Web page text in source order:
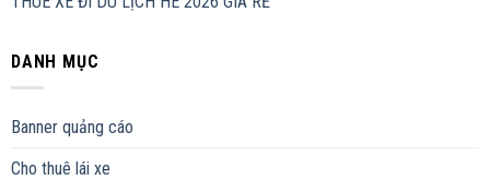
DANH MỤC
Banner quảng cáo
Cho thuê lái xe